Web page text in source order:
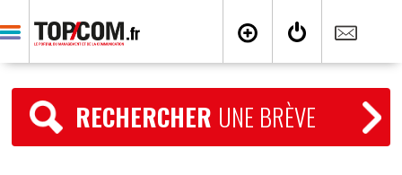
RECHERCHER UNE BRÈVE